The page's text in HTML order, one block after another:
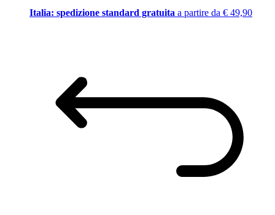
Italia: spedizione standard gratuita a partire da € 49,90